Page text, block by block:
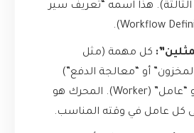
الثالثة). هذا اسمه “تعريف سير
كل مهمة (مثل
أو “معالجة الدفع”)
هي “ممثل” أو “عامل” (Worker). المحرك هو
كل عامل في وقته المناسب.